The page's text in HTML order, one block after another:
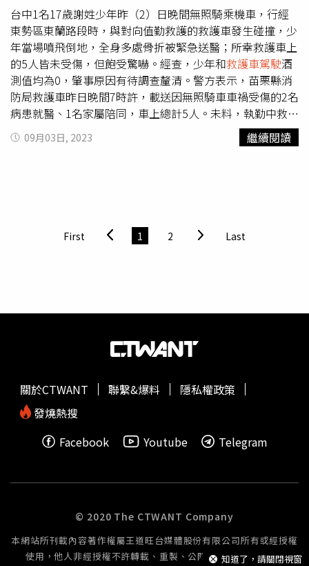
台中1名17歲謝姓少年昨（2）日晚間無照騎乘機車，行經
東勢區東蘭路段時，與對向值勤救護的救護車發生碰撞，少
年當場噴飛倒地，全身多處骨折被緊急送醫；所幸救護車上
的5人皆未受傷，但飽受驚嚇。經查，少年和救護車駕駛酒
測值均為0，肇事原因有待調查釐清。警方表示，苗栗縣消
防局救護車昨日晚間7時許，載送因無照騎車車禍受傷的2名
病患就醫、1名家屬陪同，車上總計5人。未料，執勤中救護
車一路鳴笛，卻在東勢區東蘭路與石壁坑口時，與對向謝姓
少年騎乘之機車發生碰撞。由於2車撞擊力道強大，少年當
09月03日, 2023 繼續閱讀
First 1 2 Last
知道了，請關閉視窗
關於CTWANT 聯繫&爆料
隱私權政策
發燒熱搜
Facebook
Youtube Telegram
© 2020 The CTWANT Company
本網站所刊載內容著作權屬王道旺台媒體股份有限公司所有或經授權
使用，他人非經授權不許轉載、重製、公開播送或公開傳輸。